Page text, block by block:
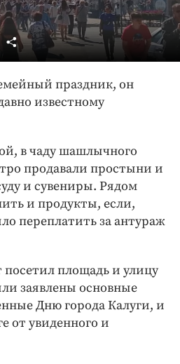
праздник, он
известному
в чаду шашлычного
продавали простыни и
и сувениры. Рядом
и продукты, если,
переплатить за антураж
площадь и улицу
заявлены основные
Дню города Калуги, и
от увиденного и